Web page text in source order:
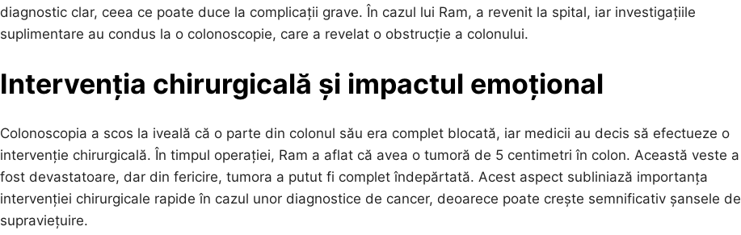
diagnostic clar, ceea ce poate duce la complicații grave. În cazul lui Ram, a revenit la spital, iar investigațiile
suplimentare au condus la o colonoscopie, care a revelat o obstrucție a colonului.
Intervenția chirurgicală și impactul emoțional
Colonoscopia a scos la iveală că o parte din colonul său era complet blocată, iar medicii au decis să efectueze o
intervenție chirurgicală. În timpul operației, Ram a aflat că avea o tumoră de 5 centimetri în colon. Această veste a
fost devastatoare, dar din fericire, tumora a putut fi complet îndepărtată. Acest aspect subliniază importanța
intervenției chirurgicale rapide în cazul unor diagnostice de cancer, deoarece poate crește semnificativ șansele de
supraviețuire.